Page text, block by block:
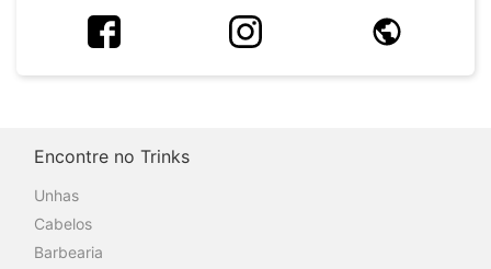
Encontre no Trinks
Unhas
Cabelos
Barbearia